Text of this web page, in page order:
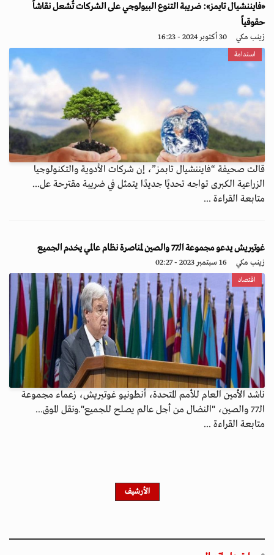
«فايننشيال تايمز»: ضريبة التنوع البيولوجي على الشركات تُشعل نقاشاً
حقوقياً
زينب مكي 30 أكتوبر 2024 - 16:23
استدامة
قالت صحيفة “فايننشيال تابمز”، إن شركات الأدوية والتكنولوجيا
الزراعية الكبرى تواجه تحديًا جديدًا يتمثل في ضريبة مقترحة عل...
متابعة القراءة ...
غوتيريش يدعو مجموعة الـ77 والصين لمناصرة نظام عالمي يخدم الجميع
زينب مكي 16 سبتمبر 2023 - 02:27
اقتصاد
ناشد الأمين العام للأمم المتحدة، أنطونيو غوتيريش، زعماء مجموعة
الـ77 والصين، "النضال من أجل عالم يصلح للجميع".ونقل الموق...
متابعة القراءة ...
الأرشيف